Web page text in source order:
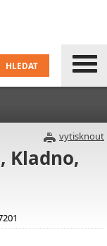
vytisknout
Kladno,